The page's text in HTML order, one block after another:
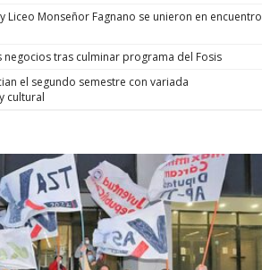
Liceo Monseñor Fagnano se unieron en encuentro
negocios tras culminar programa del Fosis
el segundo semestre con variada
cultural